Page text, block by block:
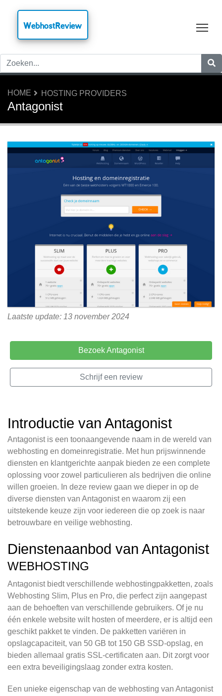
WebhostReview
HOME HOSTING PROVIDERS
Antagonist
Laatste update: 13 november 2024
Bezoek Antagonist
Schrijf een review
Introductie van Antagonist
Antagonist is een toonaangevende naam in de wereld van
webhosting en domeinregistratie. Met hun prijswinnende
diensten en klantgerichte aanpak bieden ze een complete
oplossing voor zowel particulieren als bedrijven die online
willen groeien. In deze review gaan we dieper in op de
diverse diensten van Antagonist en waarom zij een
uitstekende keuze zijn voor iedereen die op zoek is naar
betrouwbare en veilige webhosting.
Dienstenaanbod van Antagonist
WEBHOSTING
Antagonist biedt verschillende webhostingpakketten, zoals
Webhosting Slim, Plus en Pro, die perfect zijn aangepast
aan de behoeften van verschillende gebruikers. Of je nu
één enkele website wilt hosten of meerdere, er is altijd een
geschikt pakket te vinden. De pakketten variëren in
opslagcapaciteit, van 50 GB tot 150 GB SSD-opslag, en
bieden allemaal gratis SSL-certificaten aan. Dit zorgt voor
een extra beveiligingslaag zonder extra kosten.
Een unieke eigenschap van de webhosting van Antagonist